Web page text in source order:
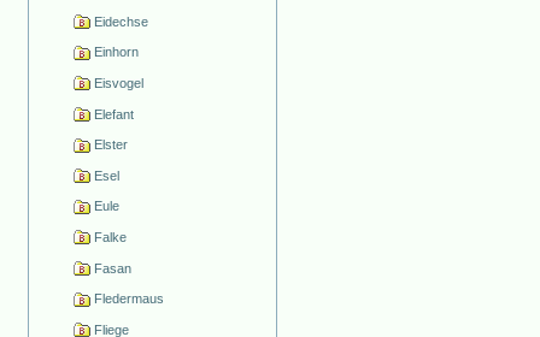
Eidechse
Einhorn
Eisvogel
Elefant
Elster
Esel
Eule
Falke
Fasan
Fledermaus
Fliege